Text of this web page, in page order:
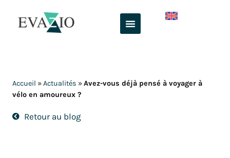
contenu
Accueil »Actualités »Avez-vous déjà pensé à voyager à
vélo en amoureux ?
Retour au blog